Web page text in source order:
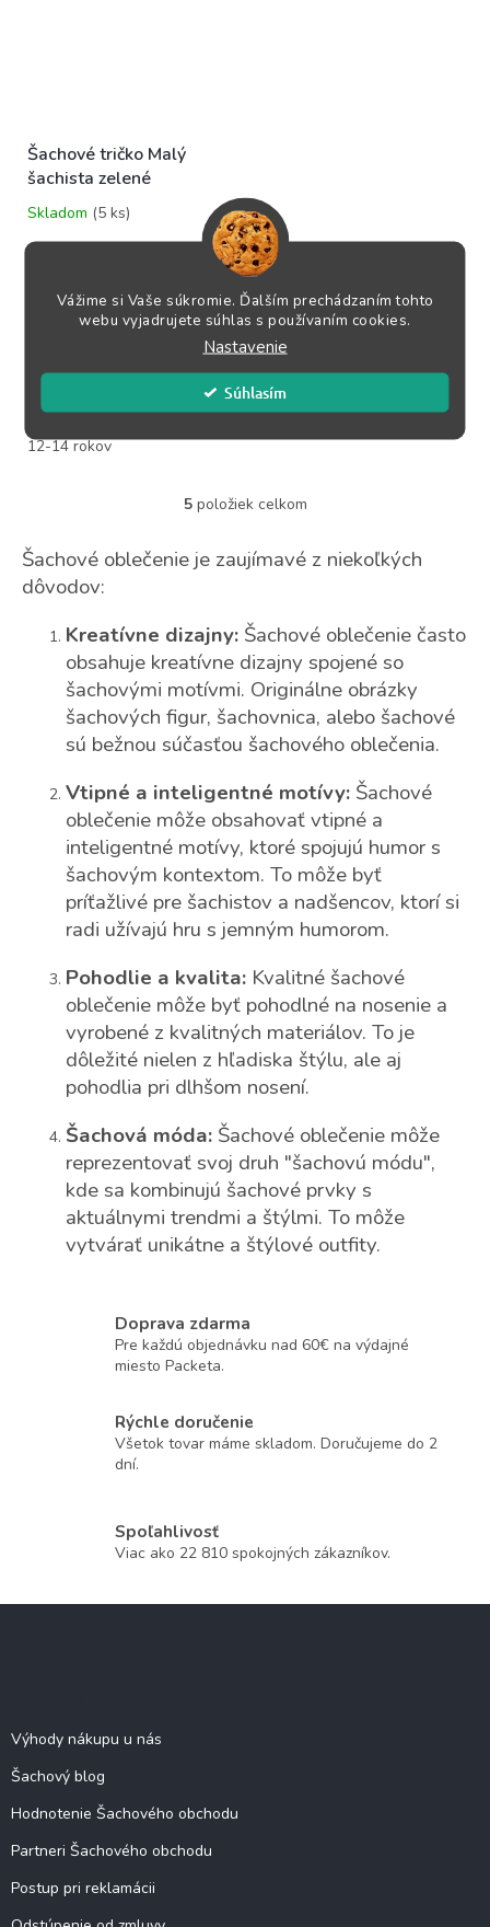
Vážime si Vaše súkromie. Ďalším prechádzaním tohto
webu vyjadrujete súhlas s používaním cookies.
Nastavenie
Súhlasím
Šachové tričko Malý
šachista zelené
Priemerné
hodnotenie
Skladom (5 ks)
19,95 €
DETAIL
Biele bavlnené unisex tričko
pospíšilovej....
12-14 rokov
O
l
á
a
c
i
e
p
r
v
y
v
ý
p
i
s
u
5položiek celkom
Šachové oblečenie je zaujímavé z niekoľkých
dôvodov:
Kreatívne dizajny: Šachové oblečenie často
obsahuje kreatívne dizajny spojené so
šachovými motívmi. Originálne obrázky
šachových figur, šachovnica, alebo šachové
sú bežnou súčasťou šachového oblečenia.
Vtipné a inteligentné motívy: Šachové
oblečenie môže obsahovať vtipné a
inteligentné motívy, ktoré spojujú humor s
šachovým kontextom. To môže byť
príťažlivé pre šachistov a nadšencov, ktorí si
radi užívajú hru s jemným humorom.
Pohodlie a kvalita: Kvalitné šachové
oblečenie môže byť pohodlné na nosenie a
vyrobené z kvalitných materiálov. To je
dôležité nielen z hľadiska štýlu, ale aj
pohodlia pri dlhšom nosení.
Šachová móda: Šachové oblečenie môže
reprezentovať svoj druh "šachovú módu",
kde sa kombinujú šachové prvky s
aktuálnymi trendmi a štýlmi. To môže
vytvárať unikátne a štýlové outfity.
Doprava zdarma
Pre každú objednávku nad 60€ na výdajné
miesto Packeta.
Rýchle doručenie
Všetok tovar máme skladom. Doručujeme do 2
dní.
Spoľahlivosť
Viac ako 22 810 spokojných zákazníkov.
Výhody nákupu u nás
Šachový blog
Hodnotenie Šachového obchodu
Partneri Šachového obchodu
Postup pri reklamácii